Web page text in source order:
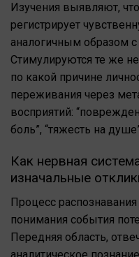
Изучения выявляют,
регистрирует
аналогичным образом
Стимулируются те же
по какой причине
переживания через
восприятий:
боль”, “тяжесть на
Как нервная
изначальные
Процесс распознавания
понимания события
Передняя область,
аналитическое